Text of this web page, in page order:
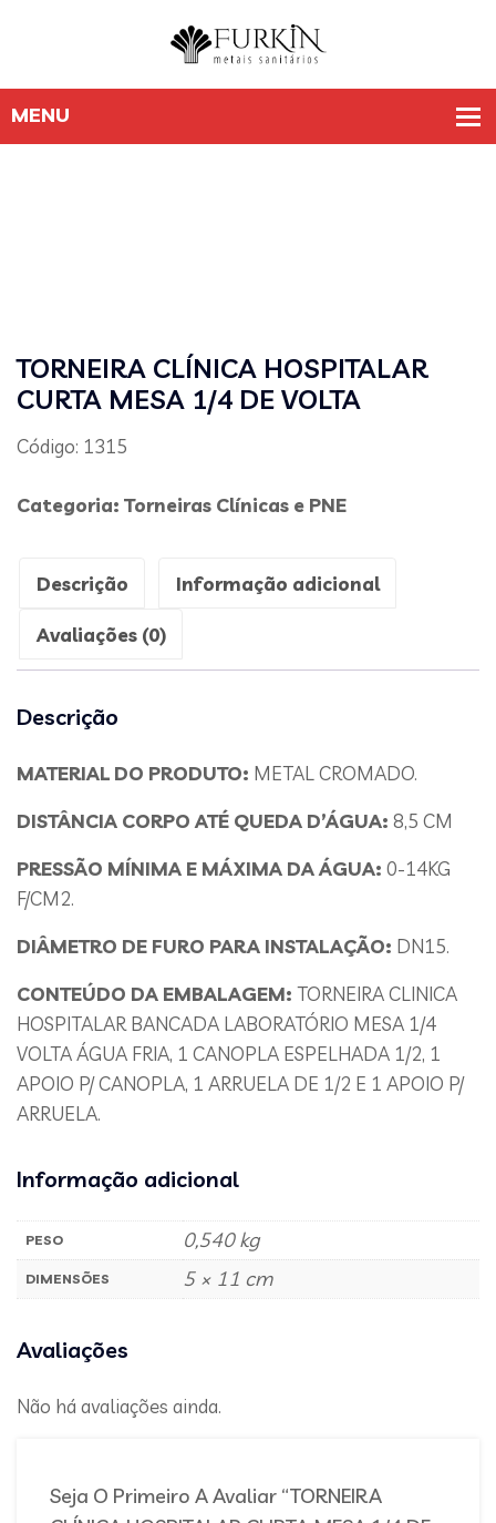
TORNEIRA CLÍNICA HOSPITALAR
CURTA MESA 1/4 DE VOLTA
Código: 1315
Categoria: Torneiras Clínicas e PNE
Descrição Informação adicional
Avaliações (0)
Descrição
MATERIAL DO PRODUTO: METAL CROMADO.
DISTÂNCIA CORPO ATÉ QUEDA D’ÁGUA: 8,5 CM
PRESSÃO MÍNIMA E MÁXIMA DA ÁGUA: 0-14KG
F/CM2.
DIÂMETRO DE FURO PARA INSTALAÇÃO: DN15.
CONTEÚDO DA EMBALAGEM: TORNEIRA CLINICA
HOSPITALAR BANCADA LABORATÓRIO MESA 1/4
VOLTA ÁGUA FRIA, 1 CANOPLA ESPELHADA 1/2, 1
APOIO P/ CANOPLA, 1 ARRUELA DE 1/2 E 1 APOIO P/
ARRUELA.
Informação adicional
PESO 0,540 kg
DIMENSÕES 5 × 11 cm
Avaliações
Não há avaliações ainda.
Seja O Primeiro A Avaliar “TORNEIRA